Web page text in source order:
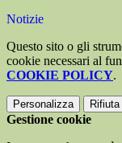
Notizie
Questo sito o gli
cookie necessari al
COOKIE POLICY.
Personalizza
Gestione cookie